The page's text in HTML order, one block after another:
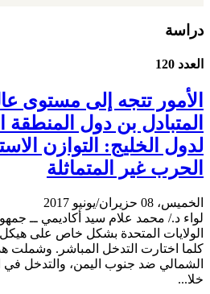
دراسة
العدد 120
الأمور تتجه إلى مستوى
المتبادل بن دول المنطقة
لدول الخليج: التوازن
الحرب غير المتماثلة
الخميس، 08 حزيران/يونيو 2017
لواء د./ محمد علام سيد أكاديمي ــ
الولايات المتحدة بشكل خاص على هيكل
كلما اختارت التدخل المباشر. وشملت
الشمالي ضد جنوب اليمن، والتدخل في
خلا...